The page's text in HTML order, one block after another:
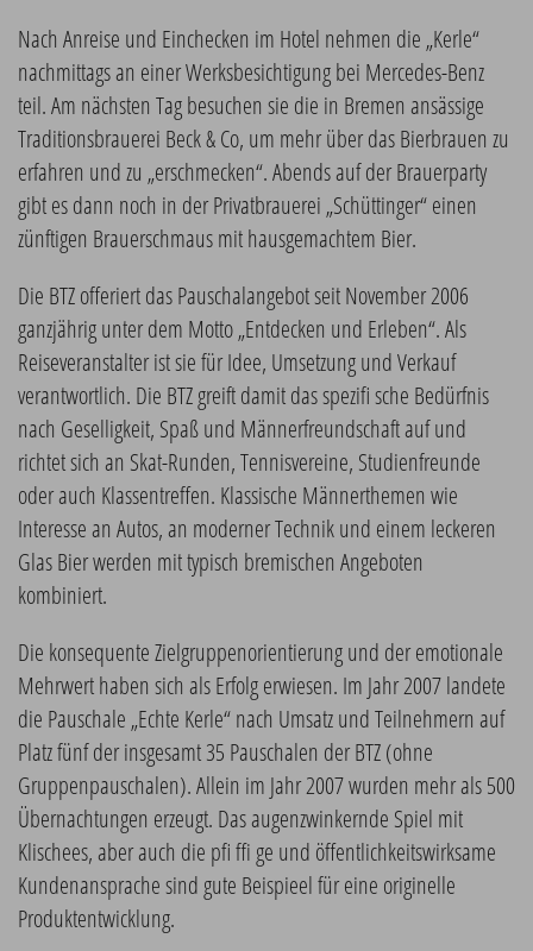
Nach Anreise und Einchecken im Hotel nehmen die „Kerle“
nachmittags an einer Werksbesichtigung bei Mercedes-Benz
teil. Am nächsten Tag besuchen sie die in Bremen ansässige
Traditionsbrauerei Beck & Co, um mehr über das Bierbrauen zu
erfahren und zu „erschmecken“. Abends auf der Brauerparty
gibt es dann noch in der Privatbrauerei „Schüttinger“ einen
zünftigen Brauerschmaus mit hausgemachtem Bier.
Die BTZ offeriert das Pauschalangebot seit November 2006
ganzjährig unter dem Motto „Entdecken und Erleben“. Als
Reiseveranstalter ist sie für Idee, Umsetzung und Verkauf
verantwortlich. Die BTZ greift damit das spezifi sche Bedürfnis
nach Geselligkeit, Spaß und Männerfreundschaft auf und
richtet sich an Skat-Runden, Tennisvereine, Studienfreunde
oder auch Klassentreffen. Klassische Männerthemen wie
Interesse an Autos, an moderner Technik und einem leckeren
Glas Bier werden mit typisch bremischen Angeboten
kombiniert.
Die konsequente Zielgruppenorientierung und der emotionale
Mehrwert haben sich als Erfolg erwiesen. Im Jahr 2007 landete
die Pauschale „Echte Kerle“ nach Umsatz und Teilnehmern auf
Platz fünf der insgesamt 35 Pauschalen der BTZ (ohne
Gruppenpauschalen). Allein im Jahr 2007 wurden mehr als 500
Übernachtungen erzeugt. Das augenzwinkernde Spiel mit
Klischees, aber auch die pfi ffi ge und öffentlichkeitswirksame
Kundenansprache sind gute Beispieel für eine originelle
Produktentwicklung.